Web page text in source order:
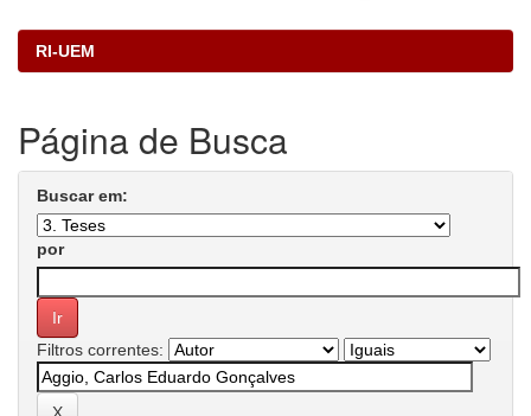
RI-UEM
Página de Busca
Buscar em:
por
Filtros correntes: